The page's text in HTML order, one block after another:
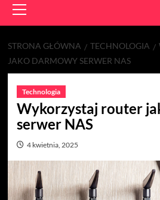
Menu
STRONA GŁÓWNA TECHNOLOGIA
JAKO DARMOWY SERWER NAS
Technologia
Wykorzystaj router
serwer NAS
4 kwietnia, 2025